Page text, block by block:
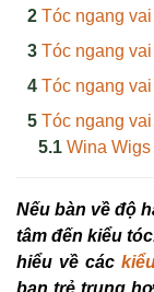
Tóc ngang
Tóc ngang
Tóc ngang
Tóc ngang
Wina
Nếu bàn về độ
tâm đến kiểu
hiểu về các
bạn trẻ trung